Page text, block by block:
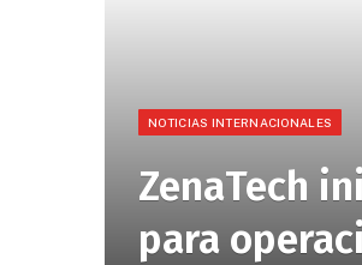
NOTICIAS INTERNACIONALES
ZenaTech
para